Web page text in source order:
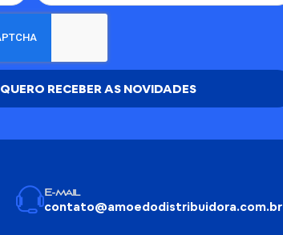
QUERO RECEBER AS NOVIDADES
E-mail
contato@amoedodistribuidora.com.br